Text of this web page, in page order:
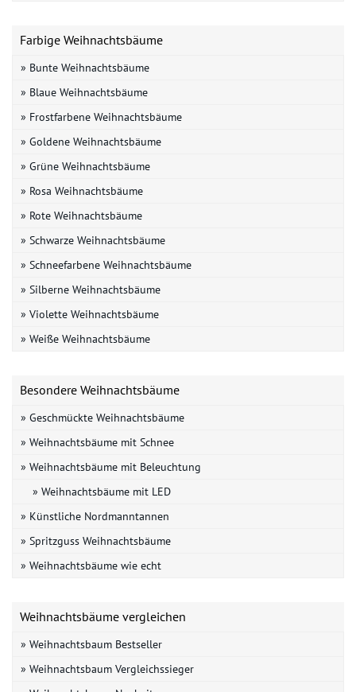
Farbige Weihnachtsbäume
» Bunte Weihnachtsbäume
» Blaue Weihnachtsbäume
» Frostfarbene Weihnachtsbäume
» Goldene Weihnachtsbäume
» Grüne Weihnachtsbäume
» Rosa Weihnachtsbäume
» Rote Weihnachtsbäume
» Schwarze Weihnachtsbäume
» Schneefarbene Weihnachtsbäume
» Silberne Weihnachtsbäume
» Violette Weihnachtsbäume
» Weiße Weihnachtsbäume
Besondere Weihnachtsbäume
» Geschmückte Weihnachtsbäume
» Weihnachtsbäume mit Schnee
» Weihnachtsbäume mit Beleuchtung
» Weihnachtsbäume mit LED
» Künstliche Nordmanntannen
» Spritzguss Weihnachtsbäume
» Weihnachtsbäume wie echt
Weihnachtsbäume vergleichen
» Weihnachtsbaum Bestseller
» Weihnachtsbaum Vergleichssieger